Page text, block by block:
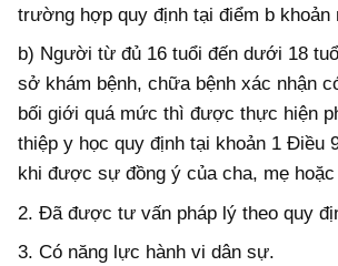
trường hợp quy định tại điểm b khoản
b) Người từ đủ 16 tuổi đến dưới 18
sở khám bệnh, chữa bệnh xác nhận
bối giới quá mức thì được thực hiện
thiệp y học quy định tại khoản 1 Điều
khi được sự đồng ý của cha, mẹ
2. Đã được tư vấn pháp lý theo quy
3. Có năng lực hành vi dân sự.